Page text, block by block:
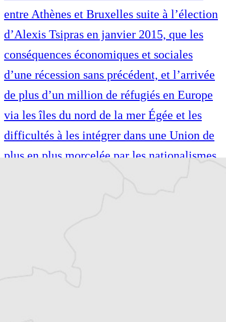
entre Athènes et Bruxelles suite à l’élection
d’Alexis Tsipras en janvier 2015, que les
conséquences économiques et sociales
d’une récession sans précédent, et l’arrivée
de plus d’un million de réfugiés en Europe
via les îles du nord de la mer Égée et les
difficultés à les intégrer dans une Union de
plus en plus morcelée par les nationalismes.